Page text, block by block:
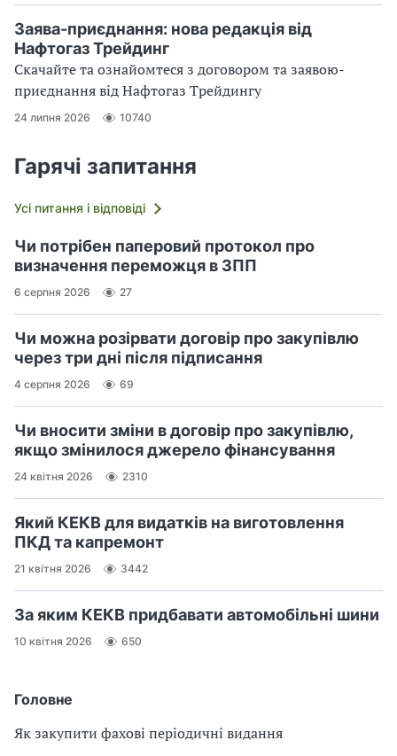
Головне
Як закупити фахові періодичні видання
Заява-приєднання: нова редакція від
Нафтогаз Трейдинг
Скачайте та ознайомтеся з договором та заявою-
приєднання від Нафтогаз Трейдингу
24 липня 2026 10740
Гарячі запитання
Усі питання і відповіді
Чи потрібен паперовий протокол про
визначення переможця в ЗПП
6 серпня 2026 27
Чи можна розірвати договір про закупівлю
через три дні після підписання
4 серпня 2026 69
Чи вносити зміни в договір про закупівлю,
якщо змінилося джерело фінансування
24 квітня 2026 2310
Який КЕКВ для видатків на виготовлення
ПКД та капремонт
21 квітня 2026 3442
За яким КЕКВ придбавати автомобільні шини
10 квітня 2026 650